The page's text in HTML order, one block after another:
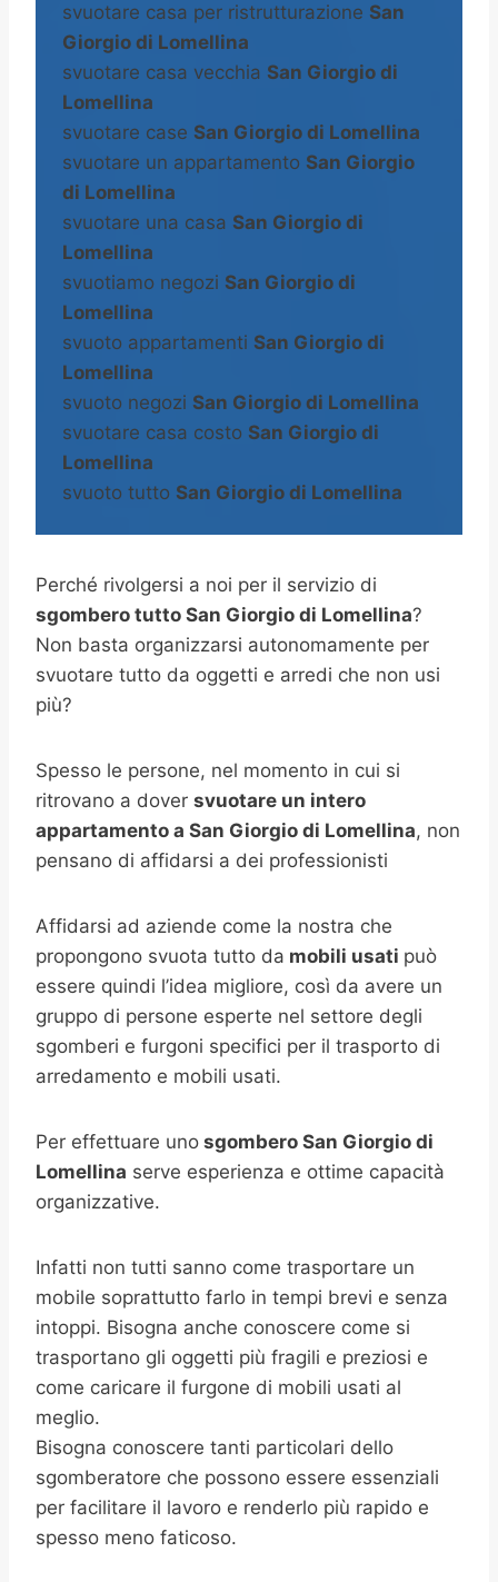
svuotare casa per ristrutturazione San
Giorgio di Lomellina
svuotare casa vecchia San Giorgio di
Lomellina
svuotare case San Giorgio di Lomellina
svuotare un appartamento San Giorgio
di Lomellina
svuotare una casa San Giorgio di
Lomellina
svuotiamo negozi San Giorgio di
Lomellina
svuoto appartamenti San Giorgio di
Lomellina
svuoto negozi San Giorgio di Lomellina
svuotare casa costo San Giorgio di
Lomellina
svuoto tutto San Giorgio di Lomellina
Perché rivolgersi a noi per il servizio di
sgombero tutto San Giorgio di Lomellina?
Non basta organizzarsi autonomamente per
svuotare tutto da oggetti e arredi che non usi
più?
Spesso le persone, nel momento in cui si
ritrovano a dover svuotare un intero
appartamento a San Giorgio di Lomellina, non
pensano di affidarsi a dei professionisti
Affidarsi ad aziende come la nostra che
propongono svuota tutto da mobili usati può
essere quindi l’idea migliore, così da avere un
gruppo di persone esperte nel settore degli
sgomberi e furgoni specifici per il trasporto di
arredamento e mobili usati.
Per effettuare uno sgombero San Giorgio di
Lomellina serve esperienza e ottime capacità
organizzative.
Infatti non tutti sanno come trasportare un
mobile soprattutto farlo in tempi brevi e senza
intoppi. Bisogna anche conoscere come si
trasportano gli oggetti più fragili e preziosi e
come caricare il furgone di mobili usati al
meglio.
Bisogna conoscere tanti particolari dello
sgomberatore che possono essere essenziali
per facilitare il lavoro e renderlo più rapido e
spesso meno faticoso.